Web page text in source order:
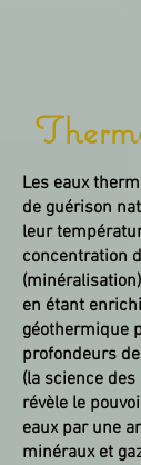
Les eaux
de guérison
leur
concentration
en étant
géothermique
profondeurs
(la science
révèle le
eaux par une
minéraux et